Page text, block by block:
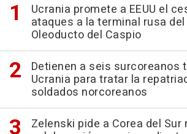
Ucrania promete a EEUU el
ataques a la terminal rusa
Oleoducto del Caspio
Detienen a seis surcoreanos
Ucrania para tratar la
soldados norcoreanos
Zelenski pide a Corea del Sur